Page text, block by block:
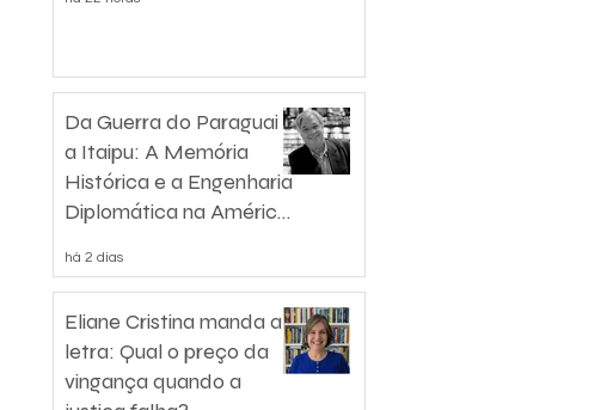
Da Guerra do Paraguai
a Itaipu: A Memória
Histórica e a Engenharia
Diplomática na América
há 2 dias
Eliane Cristina manda a
letra: Qual o preço da
vingança quando a